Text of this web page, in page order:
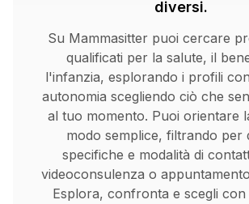
diversi.
Su Mammasitter puoi cercare
qualificati per la salute, il
l'infanzia, esplorando i profili
autonomia scegliendo ciò che
al tuo momento. Puoi orientare
modo semplice, filtrando per
specifiche e modalità di
videoconsulenza o
Esplora, confronta e scegli con